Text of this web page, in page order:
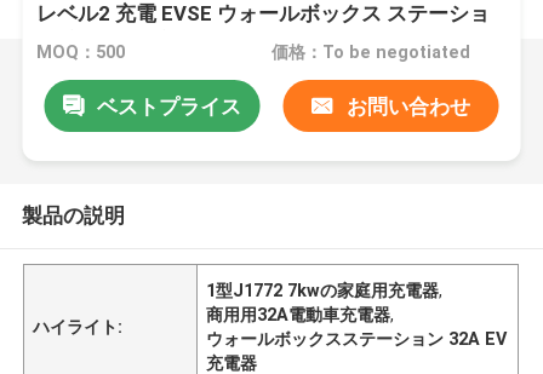
レベル2 充電 EVSE ウォールボックス ステーショ
ン 充電器 EV充電器
MOQ：500 価格：To be negotiated
ベストプライス お問い合わせ
製品の説明
ハイライト:
1型J1772 7kwの家庭用充電器,
商用用32A電動車充電器,
ウォールボックスステーション 32A EV
充電器